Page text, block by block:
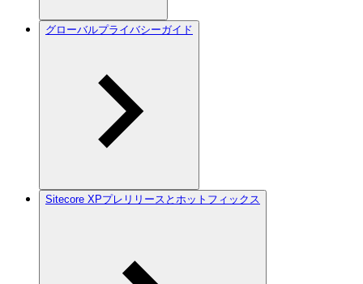
グローバルプライバシーガイド
Sitecore XPプレリリースとホットフィックス